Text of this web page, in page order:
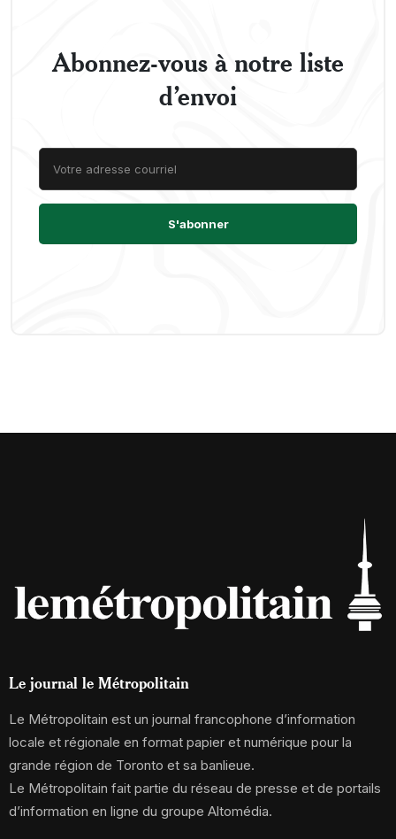
Abonnez-vous à notre liste
d’envoi
Le journal le Métropolitain
Le Métropolitain est un journal francophone d’information
locale et régionale en format papier et numérique pour la
grande région de Toronto et sa banlieue.
Le Métropolitain fait partie du réseau de presse et de portails
d’information en ligne du groupe Altomédia.